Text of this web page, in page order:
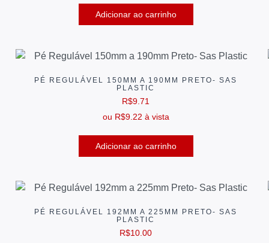
Adicionar ao carrinho
PÉ REGULÁVEL 150MM A 190MM PRETO- SAS
PLASTIC
R$9.71
ou R$9.22 à vista
Adicionar ao carrinho
PÉ REGULÁVEL 192MM A 225MM PRETO- SAS
PLASTIC
R$10.00